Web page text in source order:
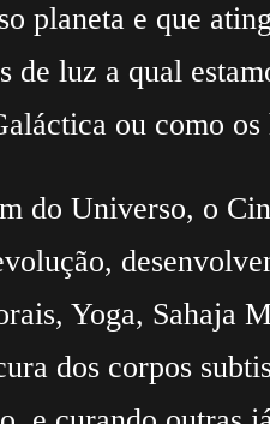
planeta e que
de luz a qual
ou como
do Universo, o
Yoga, Sahaja
dos corpos